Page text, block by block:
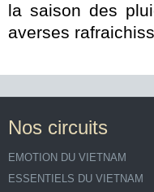
la saison des
averses
Nos circuits
EMOTION DU VIETNAM
ESSENTIELS DU VIETNAM